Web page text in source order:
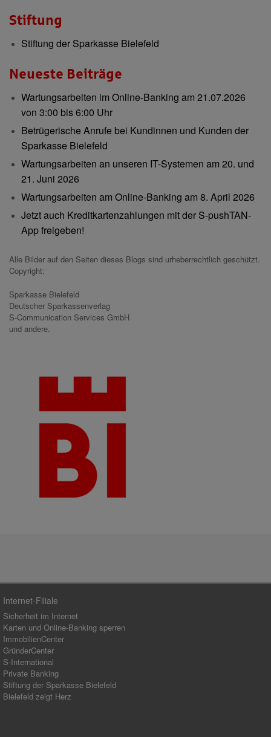
Stiftung
Stiftung der Sparkasse Bielefeld
Neueste Beiträge
Wartungsarbeiten im Online-Banking am 21.07.2026
von 3:00 bis 6:00 Uhr
Betrügerische Anrufe bei Kundinnen und Kunden der
Sparkasse Bielefeld
Wartungsarbeiten an unseren IT-Systemen am 20. und
21. Juni 2026
Wartungsarbeiten am Online-Banking am 8. April 2026
Jetzt auch Kreditkartenzahlungen mit der S-pushTAN-
App freigeben!
Alle Bilder auf den Seiten dieses Blogs sind urheberrechtlich geschützt.
Copyright:
Sparkasse Bielefeld
Deutscher Sparkassenverlag
S-Communication Services GmbH
und andere.
Internet-Filiale
Sicherheit im Internet
Karten und Online-Banking sperren
ImmobilienCenter
GründerCenter
S-International
Private Banking
Stiftung der Sparkasse Bielefeld
Bielefeld zeigt Herz